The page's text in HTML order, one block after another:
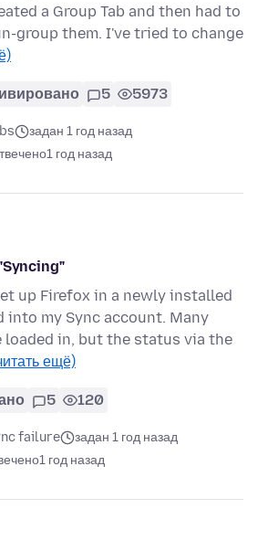
a Group Tab and then had to
group them. I've tried to change
5 5973
задан 1 год назад
1 год назад
up Firefox in a newly installed
into my Sync account. Many
loaded in, but the status via the
ещё)
5 120
failure
задан 1 год назад
1 год назад